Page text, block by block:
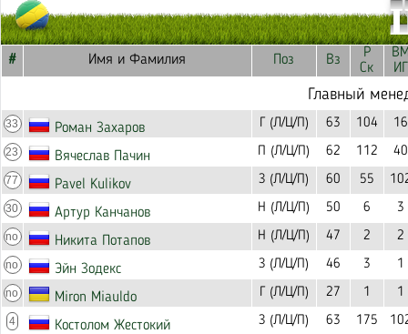
# Имя и Фамилия Поз Вз
Р
Ск
ИГ
Главный
33 Роман Захаров Г (Л/Ц/П) 63 104 16
23 Вячеслав Пачин П (Л/Ц/П) 62 112 40
77 Pavel Kulikov З (Л/Ц/П) 60 55
30 Артур Канчанов Н (Л/Ц/П) 50 6 3
no Никита Потапов Н (Л/Ц/П) 47 2 2
no Эйн Зодекс З (Л/Ц/П) 46 3 1
no Miron Miauldo Г (Л/Ц/П) 27 1 1
4 Костолом Жестокий З (Л/Ц/П) 63 175